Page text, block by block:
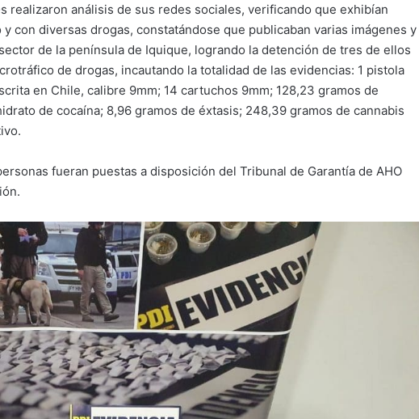
realizaron análisis de sus redes sociales, verificando que exhibían
con diversas drogas, constatándose que publicaban varias imágenes y
de la península de Iquique, logrando la detención de tres de ellos
de drogas, incautando la totalidad de las evidencias: 1 pistola
en Chile, calibre 9mm; 14 cartuchos 9mm; 128,23 gramos de
de cocaína; 8,96 gramos de éxtasis; 248,39 gramos de cannabis
fueran puestas a disposición del Tribunal de Garantía de AHO